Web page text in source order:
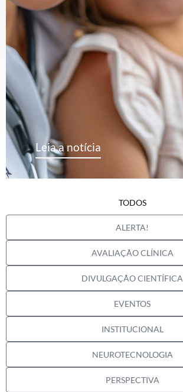
Leia a notícia
ALERTA!
AVALIAÇÃO CLÍNICA
DIVULGAÇÃO CIENTÍFICA
EVENTOS
INSTITUCIONAL
NEUROTECNOLOGIA
PERSPECTIVA
TODOS